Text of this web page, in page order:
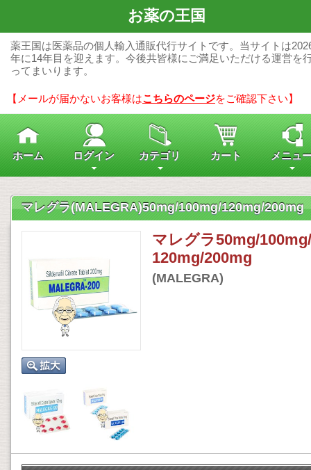
お薬の王国
薬王国は医薬品の個人輸入通販代行サイトです。当サイトは
年に14年目を迎えます。今後共皆様にご満足いただける運営を
ってまいります。
【メールが届かないお客様はこちらのページをご確認下さい】
ホーム ログイン カテゴリ カート メニュ
マレグラ(MALEGRA)50mg/100mg/120mg/200mg
マレグラ50mg/100mg/
120mg/200mg
(MALEGRA)